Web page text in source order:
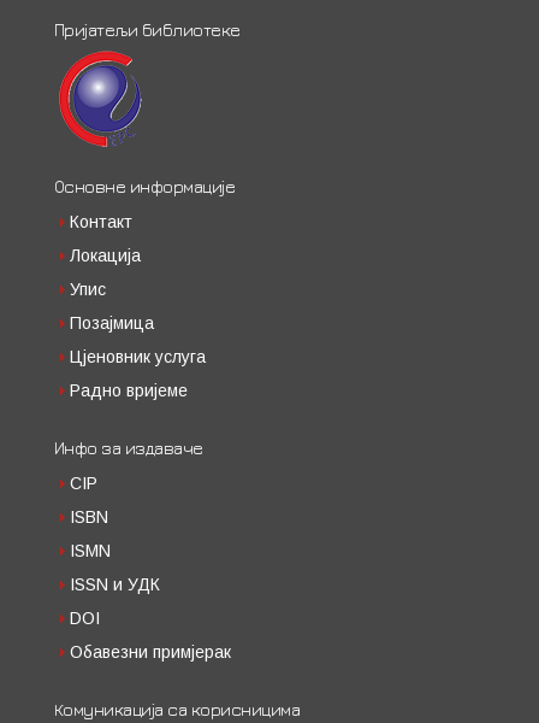
Пријатељи библиотеке
Основне информације
Контакт
Локација
Упис
Позајмица
Цјеновник услуга
Радно вријеме
Инфо за издаваче
CIP
ISBN
ISMN
ISSN и УДК
DOI
Обавезни примјерак
Комуникација са корисницима